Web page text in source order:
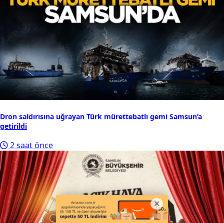
Dron saldırısına uğrayan Türk mürettebatlı gemi Samsun’a
getirildi
2 saat önce